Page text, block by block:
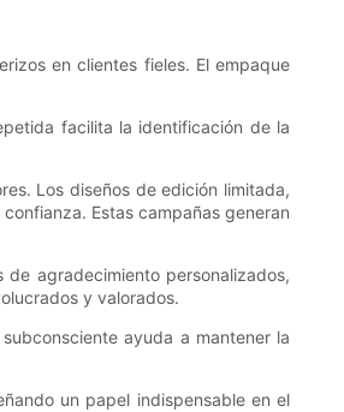
en clientes fieles. El empaque
facilita la identificación de la
Los diseños de edición limitada,
Estas campañas generan
agradecimiento personalizados,
y valorados.
ayuda a mantener la
un papel indispensable en el